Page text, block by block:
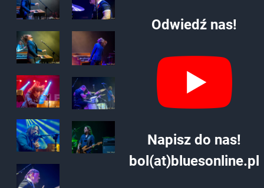
Odwiedź nas!
Napisz do nas!
bol(at)bluesonline.pl